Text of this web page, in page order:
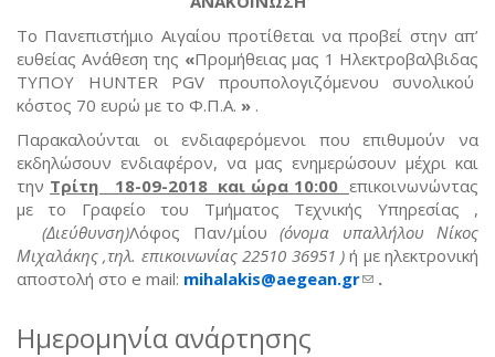
Το Πανεπιστήμιο Αιγαίου προτίθεται να προβεί στην απ’
ευθείας Ανάθεση της «Προμήθειας μας 1 Ηλεκτροβαλβιδας
ΤΥΠΟΥ HUNTER PGV προυπολογιζόμενου συνολικού
κόστος 70 ευρώ με το Φ.Π.Α. » .
Παρακαλούνται οι ενδιαφερόμενοι που επιθυμούν να
εκδηλώσουν ενδιαφέρον, να μας ενημερώσουν μέχρι και
την Τρίτη 18-09-2018 και ώρα 10:00επικοινωνώντας
με το Γραφείο του Τμήματος Τεχνικής Υπηρεσίας ,
(Διεύθυνση)Λόφος Παν/μίου (όνομα υπαλλήλου Νίκος
Μιχαλάκης ,τηλ. επικοινωνίας 22510 36951 )ή με ηλεκτρονική
αποστολή στο e mail: mihalakis@aegean.gr(link sends e-
.
Ημερομηνία ανάρτησης